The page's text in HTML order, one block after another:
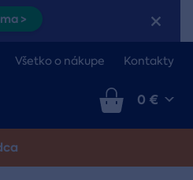
>
Všetko o nákupe Kontakty
0 €